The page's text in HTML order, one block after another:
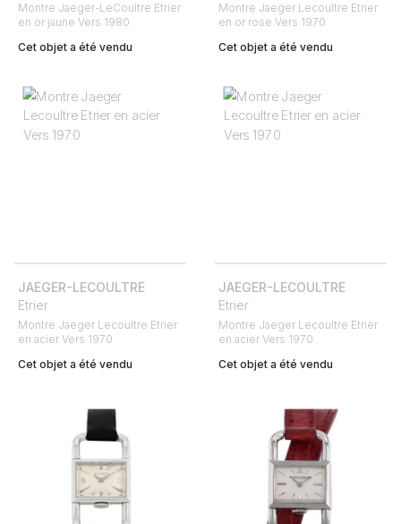
Montre Jaeger-LeCoultre Etrier
en or jaune Vers 1980
Cet objet a été vendu
Montre Jaeger Lecoultre Etrier
en or rose Vers 1970
Cet objet a été vendu
JAEGER-LECOULTRE
Etrier
Montre Jaeger Lecoultre Etrier
en acier Vers 1970
Cet objet a été vendu
JAEGER-LECOULTRE
Etrier
Montre Jaeger Lecoultre Etrier
en acier Vers 1970
Cet objet a été vendu